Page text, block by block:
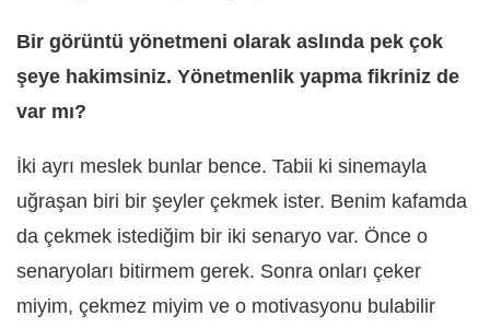
Bir görüntü yönetmeni olarak aslında pek çok
şeye hakimsiniz. Yönetmenlik yapma fikriniz de
var mı?
İki ayrı meslek bunlar bence. Tabii ki sinemayla
uğraşan biri bir şeyler çekmek ister. Benim kafamda
da çekmek istediğim bir iki senaryo var. Önce o
senaryoları bitirmem gerek. Sonra onları çeker
miyim, çekmez miyim ve o motivasyonu bulabilir